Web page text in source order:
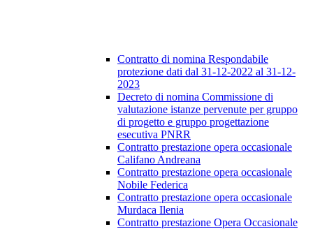
Contratto di nomina Respondabile
protezione dati dal 31-12-2022 al 31-12-
2023
Decreto di nomina Commissione di
valutazione istanze pervenute per gruppo
di progetto e gruppo progettazione
esecutiva PNRR
Contratto prestazione opera occasionale
Califano Andreana
Contratto prestazione opera occasionale
Nobile Federica
Contratto prestazione opera occasionale
Murdaca Ilenia
Contratto prestazione Opera Occasionale